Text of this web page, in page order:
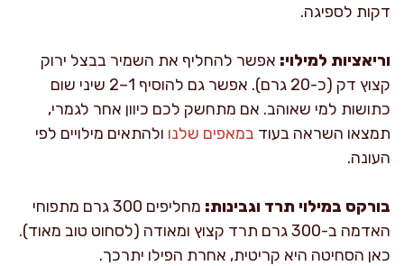
דקות לספיגה.
וריאציות למילוי: אפשר להחליף את השמיר בבצל ירוק
קצוץ דק (כ-20 גרם). אפשר גם להוסיף 1–2 שיני שום
כתושות למי שאוהב. אם מתחשק לכם כיוון אחר לגמרי,
תמצאו השראה בעוד במאפים שלנו ולהתאים מילויים לפי
העונה.
בורקס במילוי תרד וגבינות:
מחליפים 300 גרם מתפוחי
האדמה ב-300 גרם תרד קצוץ ומאודה (לסחוט טוב מאוד).
כאן הסחיטה היא קריטית, אחרת הפילו יתרכך.